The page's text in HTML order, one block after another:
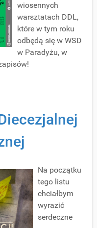
wiosennych
warsztatach DDL,
które w tym roku
odbędą się w WSD
w Paradyżu, w
Na początku
tego listu
chciałbym
wyrazić
serdeczne